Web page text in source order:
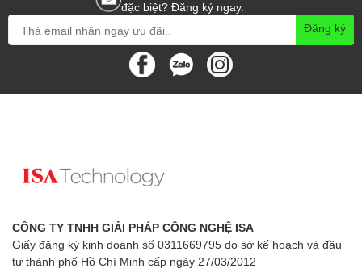
Xuất nhập hàng
Máy đảm bảo các bản in:
Không nhòe chữ
Độ Bền Vượt Trội – Hoạt Động Ổn Định Suốt Nhiều
Một trong những lý do khiến Epson LQ-350 được doanh nghiệp
tin dùng chính làđộ bền cực cao.
đặc biệt? Đăng ký ngay.
Đăng ký
CÔNG TY TNHH GIẢI PHÁP CÔNG NGHỆ ISA
Giấy đăng ký kinh doanh số 0311669795 do sở kế hoạch và đầu
tư thành phố Hồ Chí Minh cấp ngày 27/03/2012